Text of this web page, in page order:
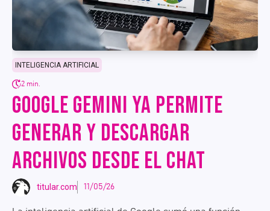
INTELIGENCIA ARTIFICIAL
2 min.
GOOGLE GEMINI YA PERMITE
GENERAR Y DESCARGAR
ARCHIVOS DESDE EL CHAT
titular.com 11/05/26